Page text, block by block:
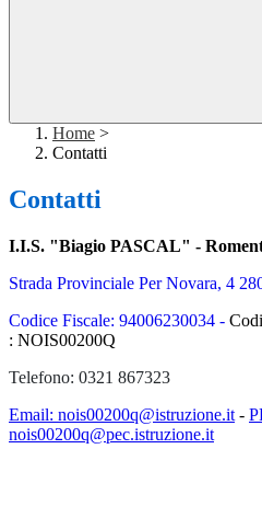
Home >
Contatti
Contatti
I.I.S. "Biagio PASCAL" -
Strada Provinciale Per Novara, 4
Codice Fiscale: 94006230034 -
: NOIS00200Q
Telefono: 0321 867323
Email: nois00200q@istruzione.it -
nois00200q@pec.istruzione.it